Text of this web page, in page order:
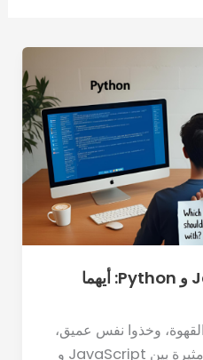
مقارنة بين JavaScript و Python: أيهما
وخذوا نفس عميق،
لأننا راح نغوص في مقارنة مثيرة بين JavaScript و